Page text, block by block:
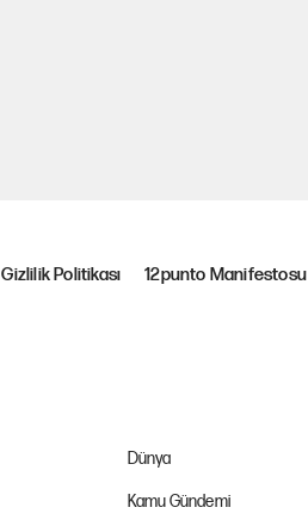
Gizlilik Politikası 12punto Manifestosu
Dünya
Kamu Gündemi